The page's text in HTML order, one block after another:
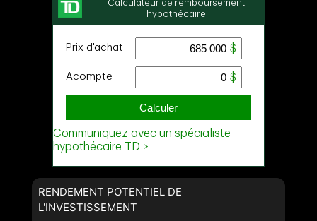
RENDEMENT POTENTIEL DE
L'INVESTISSEMENT